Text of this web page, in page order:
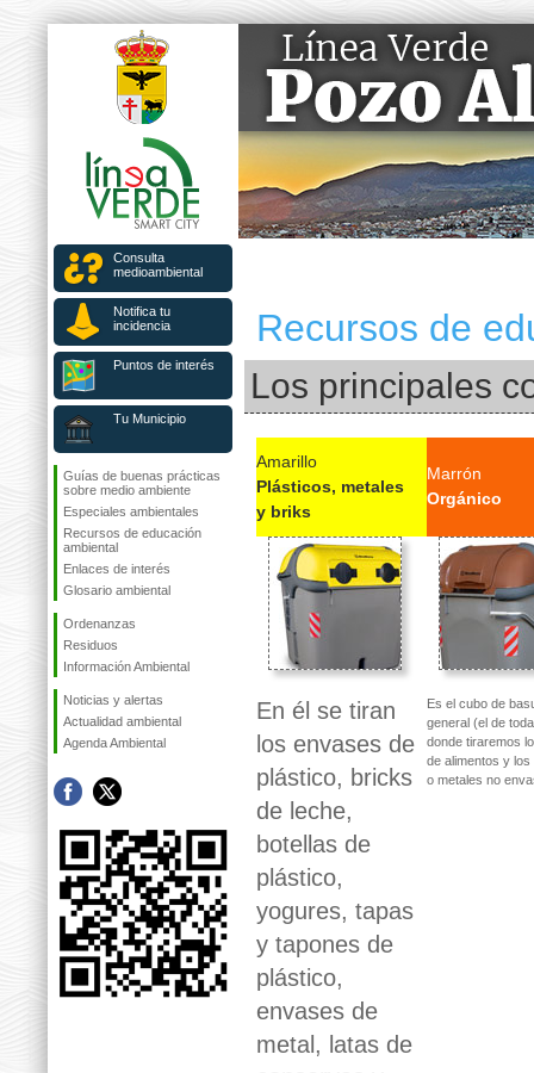
Consulta
medioambiental
Notifica tu
incidencia
Puntos de interés
Tu Municipio
Guías de buenas prácticas
sobre medio ambiente
Especiales ambientales
Recursos de educación
ambiental
Enlaces de interés
Glosario ambiental
Ordenanzas
Residuos
Información Ambiental
Noticias y alertas
Actualidad ambiental
Agenda Ambiental
Recursos de
Los principales
Amarillo
Plásticos, metales
y briks
Marrón
Orgánico
En él se tiran
los envases de
plástico, bricks
de leche,
botellas de
plástico,
yogures, tapas
y tapones de
plástico,
envases de
metal, latas de
Es el cubo de
general (el de
donde tiraremos
de alimentos y los
o metales no